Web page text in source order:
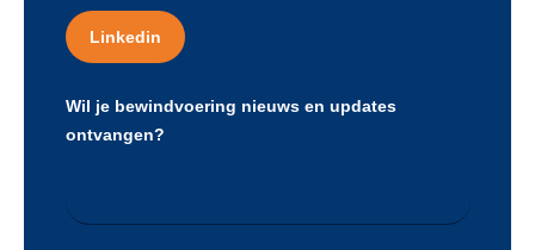
Linkedin
Wil je bewindvoering nieuws en updates
ontvangen?